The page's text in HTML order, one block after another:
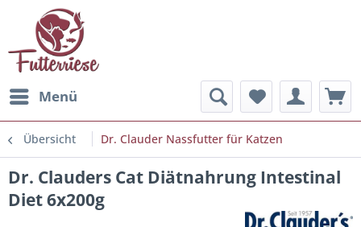
Menü
Übersicht Dr. Clauder Nassfutter für Katzen
Dr. Clauders Cat Diätnahrung Intestinal
Diet 6x200g